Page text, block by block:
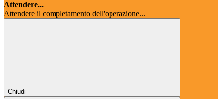
Attendere...
Attendere il completamento dell'operazione...
Chiudi